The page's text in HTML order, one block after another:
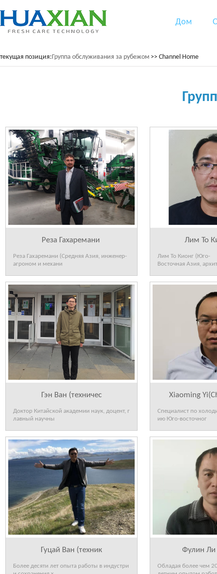
Дом
текущая позиция:Группа обслуживания за рубежом >> Channel Home
Реза Гахаремани
Реза Гахаремани (Средняя Азия, инженер-
агроном и механи
Лим То
Лим То Кионг (Юго-
Восточная Азия,
Гэн Ван (техничес
Доктор Китайской академии наук, доцент, г
лавный научны
Xiaoming
Специалист по
ию Юго-восточног
Гуцай Ван (техник
Более десяти лет опыта работы в индустри
Фулин Ли
Обладая более чем